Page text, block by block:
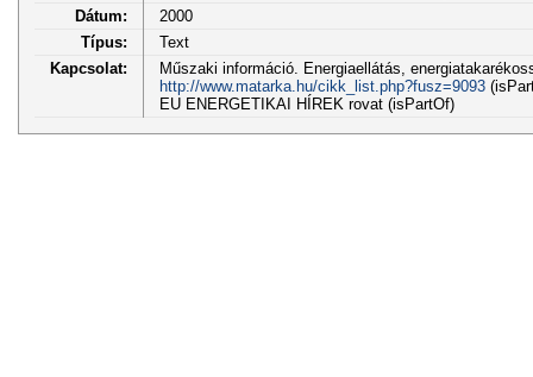
Dátum:
2000
Típus:
Text
Kapcsolat:
Műszaki információ. Energiaellátás,
http://www.matarka.hu/cikk_list.php?fusz=9093
EU ENERGETIKAI HÍREK rovat (isPartOf)